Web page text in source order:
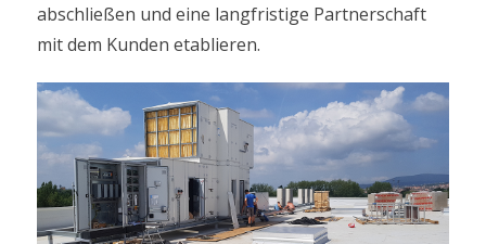
abschließen und eine langfristige Partnerschaft
mit dem Kunden etablieren.